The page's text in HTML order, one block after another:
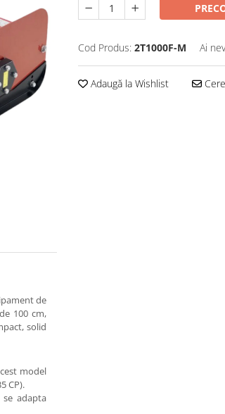
Cod Produs: 2T1000F-M Ai
Adaugă la Wishlist
de
100 cm,
solid
model
CP).
adapta